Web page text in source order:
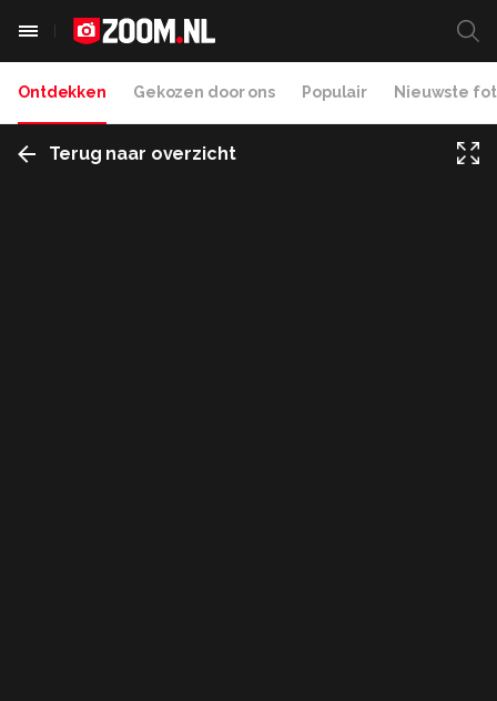
Ontdekken Gekozen door ons Populair Nieuwste
Terug naar overzicht